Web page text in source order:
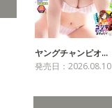
ヤングチャンピオ…
発売日：2026.08.10